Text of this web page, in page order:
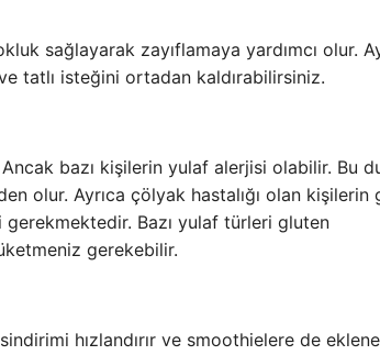
sağlayarak zayıflamaya yardımcı olur.
tatlı isteğini ortadan kaldırabilirsiniz.
bazı kişilerin yulaf alerjisi olabilir. Bu
olur. Ayrıca çölyak hastalığı olan kişilerin
Bazı yulaf türleri gluten
gerekebilir.
hızlandırır ve smoothielere de